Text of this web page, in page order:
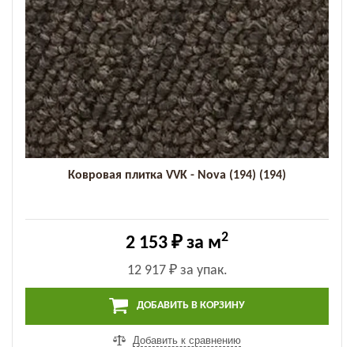
Ковровая плитка VVK - Nova (194) (194)
2 153 ₽ за м2
12 917 ₽за упак.
ДОБАВИТЬ В КОРЗИНУ
Добавить к сравнению